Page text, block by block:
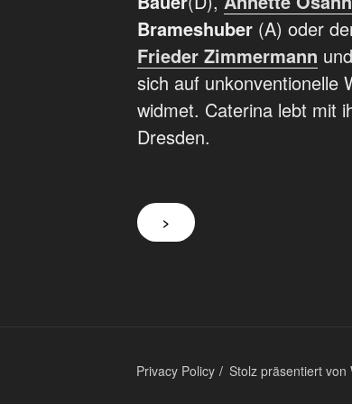
Brameshuber(A) oder
Frieder Zimmermann
sich auf unkonventionelle
widmet. Caterina lebt mit
Dresden.
>
Privacy Policy Stolz präsentiert von